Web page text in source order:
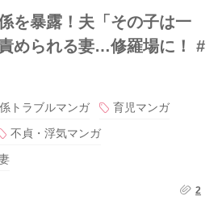
を暴露！夫「その子は一
められる妻…修羅場に！ #
トラブルマンガ
育児マンガ
不貞・浮気マンガ
2